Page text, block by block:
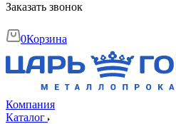
Заказать звонок
0Корзина
Компания
Каталог